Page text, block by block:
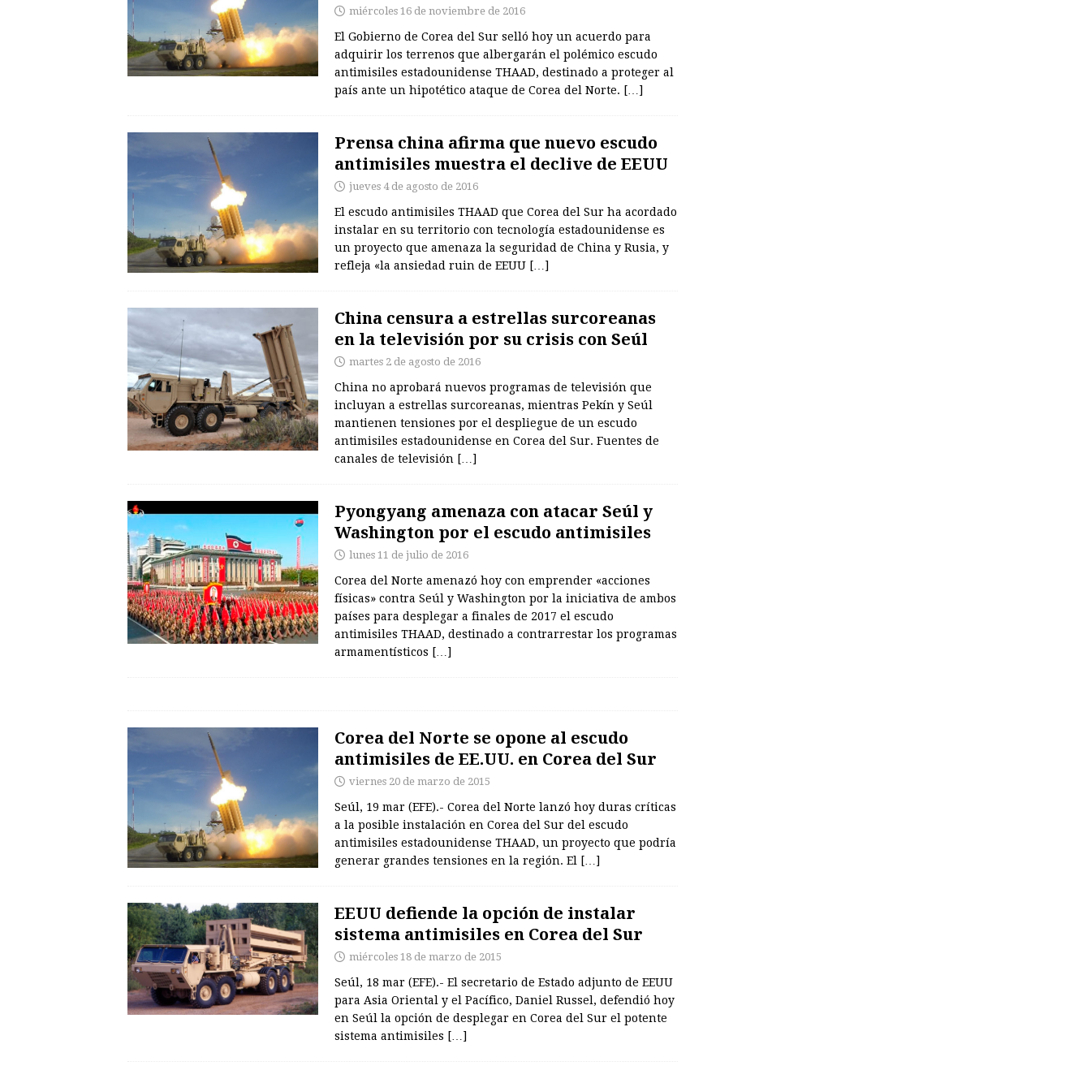
miércoles 16 de noviembre de 2016
El Gobierno de Corea del Sur selló hoy un acuerdo para
adquirir los terrenos que albergarán el polémico escudo
antimisiles estadounidense THAAD, destinado a proteger al
país ante un hipotético ataque de Corea del Norte. […]
Prensa china afirma que nuevo escudo
antimisiles muestra el declive de EEUU
jueves 4 de agosto de 2016
El escudo antimisiles THAAD que Corea del Sur ha acordado
instalar en su territorio con tecnología estadounidense es
un proyecto que amenaza la seguridad de China y Rusia, y
refleja «la ansiedad ruin de EEUU […]
China censura a estrellas surcoreanas
en la televisión por su crisis con Seúl
martes 2 de agosto de 2016
China no aprobará nuevos programas de televisión que
incluyan a estrellas surcoreanas, mientras Pekín y Seúl
mantienen tensiones por el despliegue de un escudo
antimisiles estadounidense en Corea del Sur. Fuentes de
canales de televisión […]
Pyongyang amenaza con atacar Seúl y
Washington por el escudo antimisiles
lunes 11 de julio de 2016
Corea del Norte amenazó hoy con emprender «acciones
físicas» contra Seúl y Washington por la iniciativa de ambos
países para desplegar a finales de 2017 el escudo
antimisiles THAAD, destinado a contrarrestar los programas
armamentísticos […]
Corea del Norte se opone al escudo
antimisiles de EE.UU. en Corea del Sur
viernes 20 de marzo de 2015
Seúl, 19 mar (EFE).- Corea del Norte lanzó hoy duras críticas
a la posible instalación en Corea del Sur del escudo
antimisiles estadounidense THAAD, un proyecto que podría
generar grandes tensiones en la región. El
[…]
EEUU defiende la opción de instalar
sistema antimisiles en Corea del Sur
miércoles 18 de marzo de 2015
Seúl, 18 mar (EFE).- El secretario de Estado adjunto de EEUU
para Asia Oriental y el Pacífico, Daniel Russel, defendió hoy
en Seúl la opción de desplegar en Corea del Sur el potente
sistema antimisiles […]